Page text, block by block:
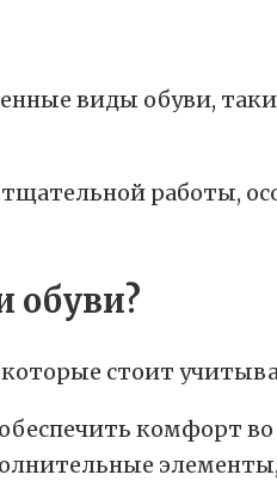
виды обуви,
работы,
стоит
комфорт